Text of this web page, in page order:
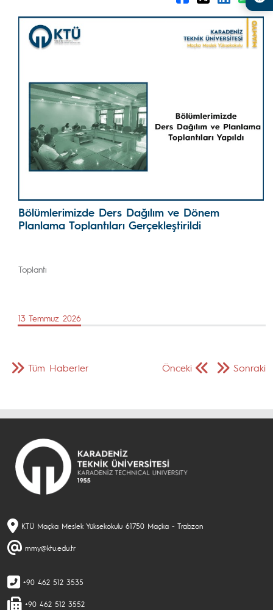
Bölümlerimizde Ders Dağılım ve Dönem
Planlama Toplantıları Gerçekleştirildi
Toplantı
13 Temmuz 2026
Önceki Sonraki
Tüm Haberler
KTÜ Maçka Meslek Yüksekokulu 61750 Maçka - Trabzon
mmy@ktu.edu.tr
+90 462 512 3535
+90 462 512 3552